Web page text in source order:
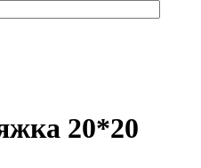
20*20